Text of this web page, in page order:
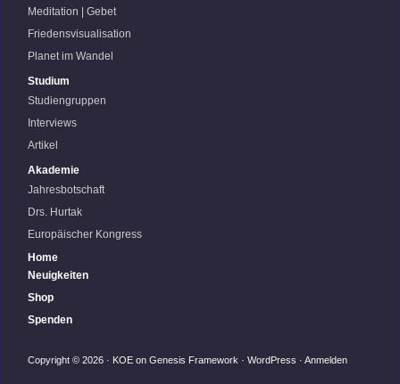
Meditation | Gebet
Friedensvisualisation
Planet im Wandel
Studium
Studiengruppen
Interviews
Artikel
Akademie
Jahresbotschaft
Drs. Hurtak
Europäischer Kongress
Home
Neuigkeiten
Shop
Spenden
Copyright © 2026 · KOE on Genesis Framework · WordPress · Anmelden